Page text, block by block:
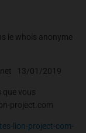
le whois anonyme
13/01/2019
que vous
project.com
lion-project-com-